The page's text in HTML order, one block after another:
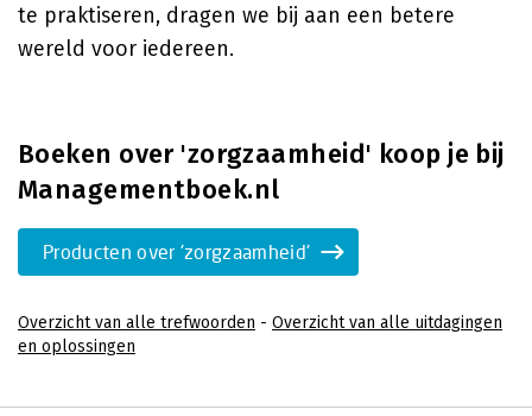
te praktiseren, dragen we bij aan een betere
wereld voor iedereen.
Boeken over 'zorgzaamheid' koop je bij
Managementboek.nl
Producten over 'zorgzaamheid'
Overzicht van alle trefwoorden - Overzicht van alle uitdagingen
en oplossingen